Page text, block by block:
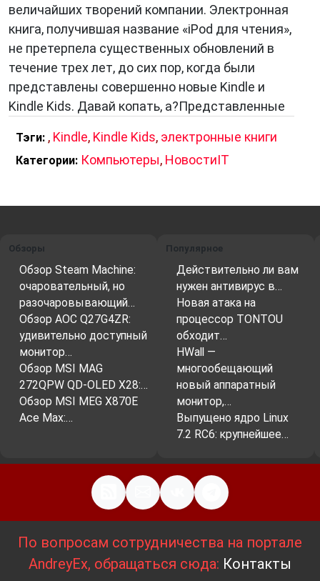
величайших творений компании. Электронная
книга, получившая название «iPod для чтения»,
не претерпела существенных обновлений в
течение трех лет, до сих пор, когда были
представлены совершенно новые Kindle и
Kindle Kids. Давай копать, а?Представленные
Тэги: , Kindle, Kindle Kids, электронные книги
Категории: Компьютеры, НовостиIT
Обзоры
Обзор Steam Machine:
очаровательный, но
разочаровывающий…
Обзор AOC Q27G4ZR:
удивительно доступный
монитор…
Обзор MSI MAG
272QPW QD-OLED X28:…
Обзор MSI MEG X870E
Ace Max:…
Популярное
Действительно ли вам
нужен антивирус в…
Новая атака на
процессор TONTOU
обходит…
HWall —
многообещающий
новый аппаратный
монитор,…
Выпущено ядро Linux
7.2 RC6: крупнейшее…
По вопросам сотрудничества на портале
AndreyEx, обращаться сюда: Контакты